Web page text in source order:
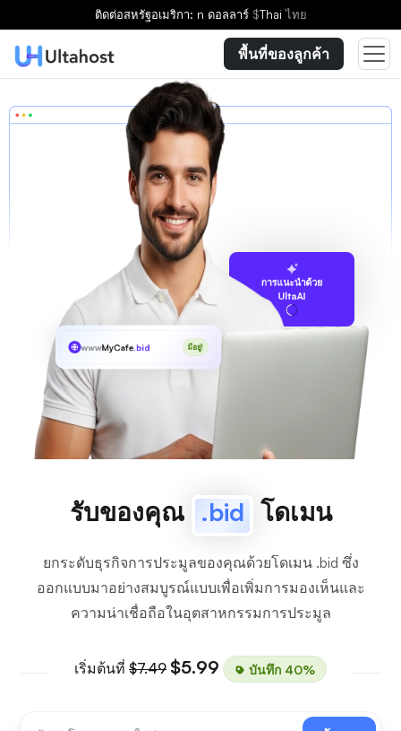
ติดต่อสหรัฐอเมริกา: n ดอลลาร์ $Thaiไทย
พื้นที่ของลูกค้า
การแนะนำด้วย
UltaAI
wwwMyCafe.bid มีอยู่!
รับของคุณ .bid โดเมน
ยกระดับธุรกิจการประมูลของคุณด้วยโดเมน .bid ซึ่ง
ออกแบบมาอย่างสมบูรณ์แบบเพื่อเพิ่มการมองเห็นและ
ความน่าเชื่อถือในอุตสาหกรรมการประมูล
เริ่มต้นที่ $7.49 $5.99 บันทึก 40%